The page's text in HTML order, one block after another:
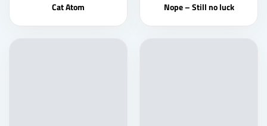
Cat Atom Nope – Still no luck